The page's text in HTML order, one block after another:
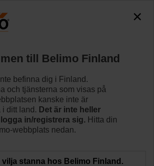
MP
Läs mer
till Belimo Finland
befinna dig i Finland.
och tjänsterna som visas på
kanske inte är
ditt land. Det är inte heller
in/registrera sig. Hitta din
webbplats nedan.
stanna hos Belimo Finland.